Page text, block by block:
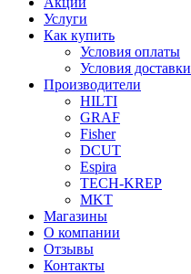
Услуги
Как купить
Условия оплаты
Условия доставки
Производители
HILTI
GRAF
Fisher
DCUT
Espira
TECH-KREP
MKT
Магазины
О компании
Отзывы
Контакты